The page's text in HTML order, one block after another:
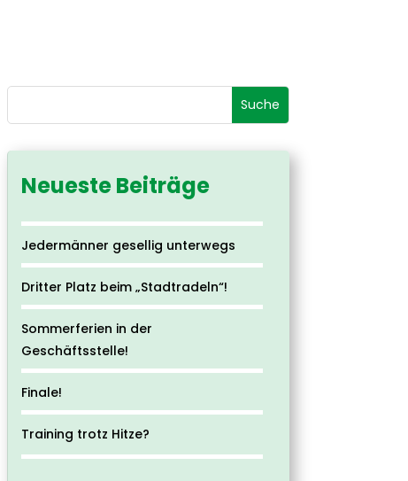
Neueste Beiträge
Jedermänner gesellig unterwegs
Dritter Platz beim „Stadtradeln“!
Sommerferien in der
Geschäftsstelle!
Finale!
Training trotz Hitze?